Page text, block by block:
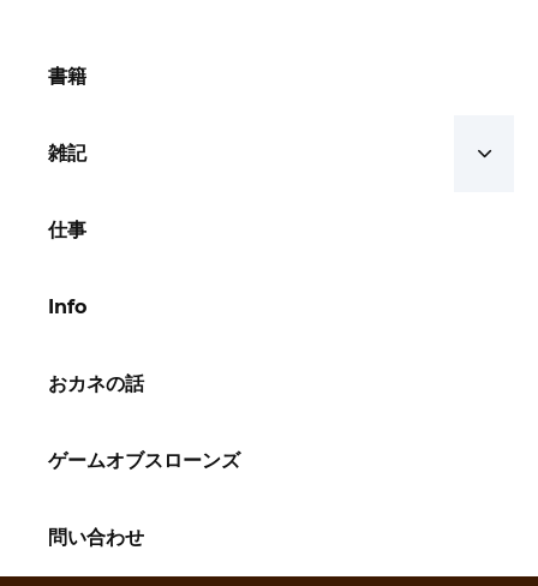
書籍
雑記
仕事
Info
おカネの話
ゲームオブスローンズ
問い合わせ